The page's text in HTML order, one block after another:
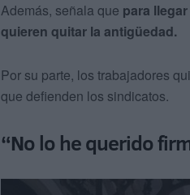
Además, señala que para
quieren quitar la antigüedad.
Por su parte, los trabajadores
que defienden los sindicatos.
“No lo he querido